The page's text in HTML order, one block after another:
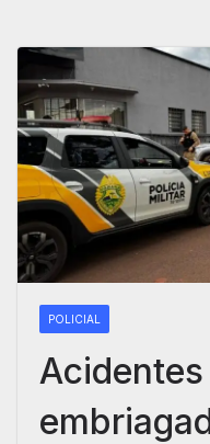
POLICIAL